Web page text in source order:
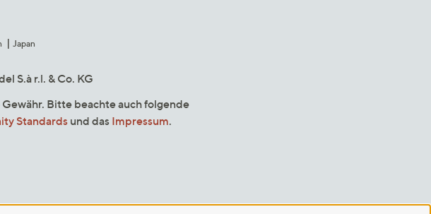
Japan
S.à r.l. & Co. KG
Bitte beachte auch folgende
Standardsund das Impressum.